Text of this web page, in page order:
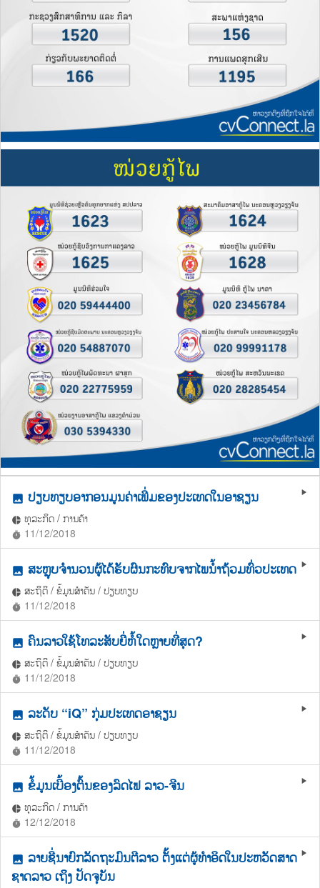
play_arrow
photo ປຽບທຽບອາກອນມູນຄ່າເພີ່ມຂອງປະເທດໃນອາຊຽນ
pie_chart ທຸລະກິດ / ການຄ້າ
timer 11/12/2018
play_arrow
photo ສະຫຼຸບຈຳນວນຜູ້ໄດ້ຮັບຜົນກະທົບຈາກໄພນ້ຳຖ້ວມທົ່ວປະເທດ
pie_chart ສະຖິຕິ / ຂໍ້ມູນສຳຄັນ / ປຽບທຽບ
timer 11/12/2018
play_arrow
photo ຄົນລາວໃຊ້ໂທລະສັບຍີ່ຫໍ້ໃດຫຼາຍທີ່ສຸດ?
pie_chart ສະຖິຕິ / ຂໍ້ມູນສຳຄັນ / ປຽບທຽບ
timer 11/12/2018
play_arrow
photo ລະດັບ “iQ” ກຸ່ມປະເທດອາຊຽນ
pie_chart ສະຖິຕິ / ຂໍ້ມູນສຳຄັນ / ປຽບທຽບ
timer 11/12/2018
play_arrow
photo ຂໍ້ມູນເບື້ອງຕົ້ນຂອງລົດໄຟ ລາວ-ຈີນ
pie_chart ທຸລະກິດ / ການຄ້າ
timer 12/12/2018
play_arrow
photo ລາຍຊື່ນາຍົກລັດຖະມົນຕີລາວ ຕັ້ງແຕ່ຜູ້ທຳອິດໃນປະຫວັດສາດ
ຊາດລາວ ເຖິງ ປັດຈຸບັນ